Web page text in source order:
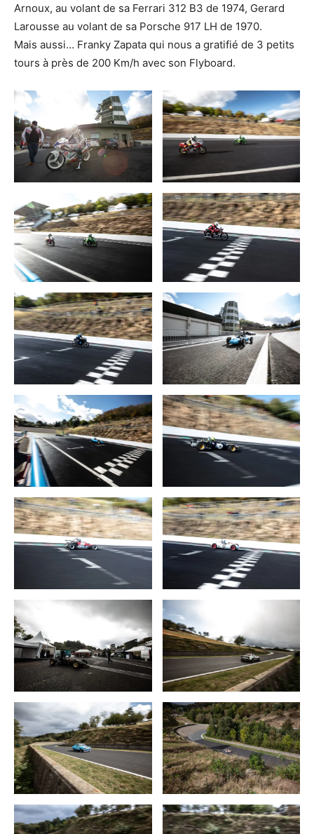
Arnoux, au volant de sa Ferrari 312 B3 de 1974, Gerard
Larousse au volant de sa Porsche 917 LH de 1970.
Mais aussi… Franky Zapata qui nous a gratifié de 3 petits
tours à près de 200 Km/h avec son Flyboard.